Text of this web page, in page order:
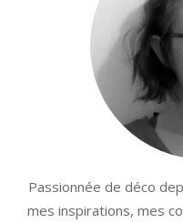
Passionnée de déco
mes inspirations, mes